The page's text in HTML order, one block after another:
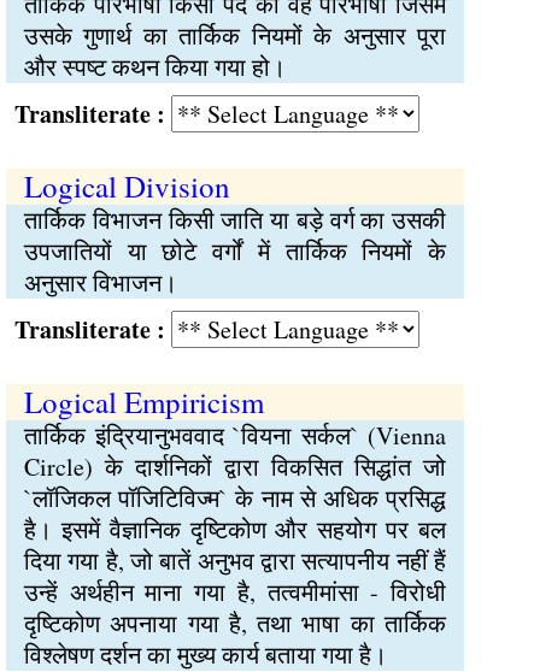
उसके गुणार्थ का तार्किक नियमों के अनुसार पूरा
और स्पष्ट कथन किया गया हो।
:
Logical Division
तार्किक विभाजन किसी जाति या बड़े वर्ग का उसकी
उपजातियों या छोटे वर्गों में तार्किक नियमों के
अनुसार विभाजन।
:
Logical Empiricism
तार्किक इंद्रियानुभववाद `वियना सर्कल` (Vienna
Circle) के दार्शनिकों द्वारा विकसित सिद्धांत जो
`लॉजिकल पॉजिटिविज्म` के नाम से अधिक प्रसिद्ध
है। इसमें वैज्ञानिक दृष्टिकोण और सहयोग पर बल
दिया गया है, जो बातें अनुभव द्वारा सत्यापनीय नहीं हैं
उन्हें अर्थहीन माना गया है, तत्वमीमांसा - विरोधी
दृष्टिकोण अपनाया गया है, तथा भाषा का तार्किक
विश्लेषण दर्शन का मुख्य कार्य बताया गया है।